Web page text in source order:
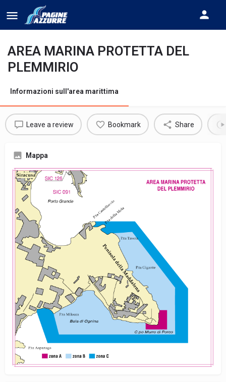
AREA MARINA PROTETTA DEL
PLEMMIRIO
Informazioni sull'area marittima
Leave a review Bookmark Share
Mappa